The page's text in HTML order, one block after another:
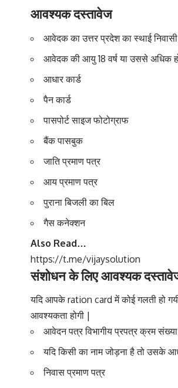
आवश्यक दस्तावेज
आवेदक का उत्तर प्रदेश का स्थाई निवासी
आवेदक की आयु 18 वर्ष या उससे अधिक
आधार कार्ड
पैन कार्ड
पासपोर्ट साइज फोटोग्राफ
बैंक पासबुक
जाति प्रमाण पत्र
आय प्रमाण पत्र
पुराना बिजली का बिल
गैस कनेक्शन
Also Read…
https://t.me/vijaysolution
संशोधन के लिए आवश्यक
यदि आपके ration card में कोई गलती हो
आवश्यकता होगी |
आवेदन पत्र विभागीय प्रपत्र क्रम संख्या
यदि किसी का नाम जोड़ना है तो उसके
निवास प्रमाण पत्र